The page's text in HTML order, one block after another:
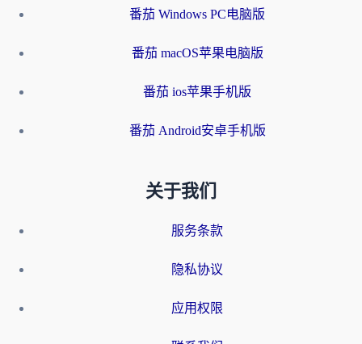
番茄 Windows PC电脑版
番茄 macOS苹果电脑版
番茄 ios苹果手机版
番茄 Android安卓手机版
关于我们
服务条款
隐私协议
应用权限